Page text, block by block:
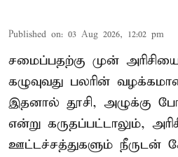
Published on: 03 Aug 2026, 12:02 pm
சமைப்பதற்கு முன்
கழுவுவது பலரின்
இதனால் தூசி, அழுக்கு
என்று கருதப்பட்டாலும்,
ஊட்டச்சத்துகளும் நீருடன்